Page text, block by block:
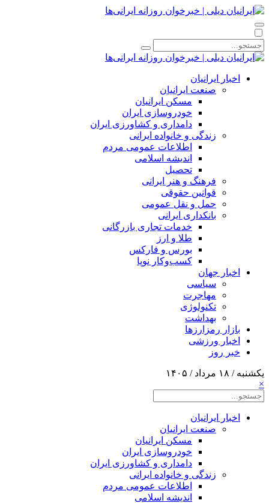
اخبار ایرانیان
صنعت ایرانیان
مسکن ایرانیان
خودروسازی ایران
دامداری و کشاورزی ایران
زندگی و خانواده ایرانی
اطلاعات عمومی مردم
اندیشه اسلامی
تحصیل
فرهنگ و هنر ایرانی
قوانین حقوقی
حمل و نقل عمومی
بانکداری ایرانی
خدمات تجاری بازرگانی
طلا و ارز
بورس و فارکس
کسب‌وکار نوپا
اخبار جهان
سیاسی
مهاجرت
تکنولوژی
بهداشت
بازار رمزارزها
اخبار ورزشی
خبر روز
یکشنبه / ۱۸ مرداد / ۱۴۰۵
×
اخبار ایرانیان
صنعت ایرانیان
مسکن ایرانیان
خودروسازی ایران
دامداری و کشاورزی ایران
زندگی و خانواده ایرانی
اطلاعات عمومی مردم
اندیشه اسلامی